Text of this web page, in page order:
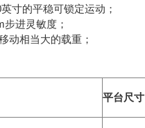
寸的平稳可锁定运动；
进灵敏度；
动相当大的载重；
平台尺寸